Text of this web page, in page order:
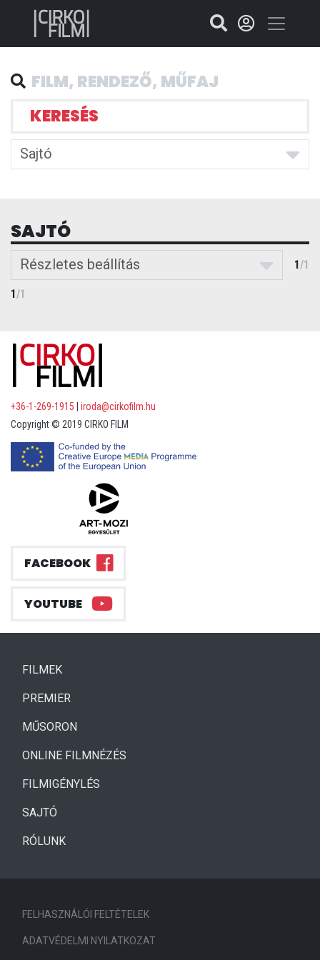
KERESÉS
Sajtó
SAJTÓ
Részletes beállítás 1/1
1/1
+36-1-269-1915
iroda@cirkofilm.hu
Copyright © 2019 CIRKO FILM
FACEBOOK
YOUTUBE
FILMEK(CURRENT)
PREMIER
MŰSORON
ONLINE FILMNÉZÉS
FILMIGÉNYLÉS
SAJTÓ
RÓLUNK
FELHASZNÁLÓI FELTÉTELEK
ADATVÉDELMI NYILATKOZAT